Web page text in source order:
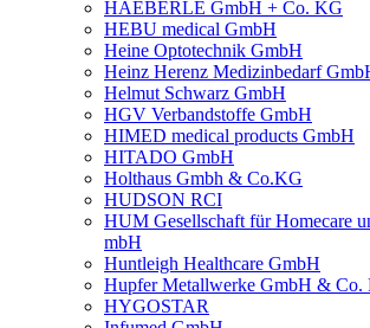
HAEBERLE GmbH + Co. KG
HEBU medical GmbH
Heine Optotechnik GmbH
Heinz Herenz Medizinbedarf
Helmut Schwarz GmbH
HGV Verbandstoffe GmbH
HIMED medical products GmbH
HITADO GmbH
Holthaus Gmbh & Co.KG
HUDSON RCI
HUM Gesellschaft für Homecare
mbH
Huntleigh Healthcare GmbH
Hupfer Metallwerke GmbH & Co.
HYGOSTAR